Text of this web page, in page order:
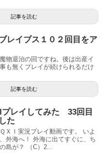
記事を読む
レイブス１０２回目をア
物退治の回ですね。後は出産イ
も無くプレイが続けられるだけ
記事を読む
プレイしてみた 33回目
た
ＸＩ実況プレイ動画です。 いよ
外海へ！ 外海に出てすぐに、ち
島が？ （C）2...